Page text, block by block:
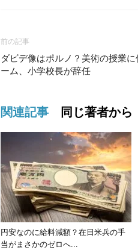
前の記事
ダビデ像はポルノ？美術の授業に
ーム、小学校長が辞任
関連記事 同じ著者から
円安なのに給料減額？在日米兵の手
当がまさかのゼロへ...